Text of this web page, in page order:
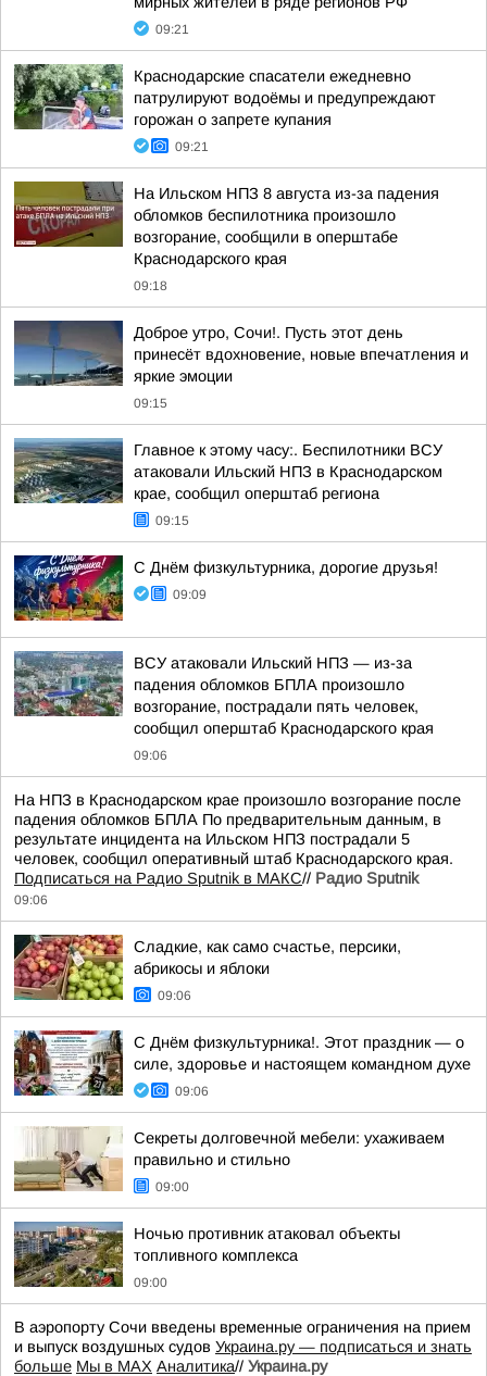
09:21
Краснодарские спасатели ежедневно
патрулируют водоёмы и предупреждают
горожан о запрете купания
09:21
На Ильском НПЗ 8 августа из-за падения
обломков беспилотника произошло
возгорание, сообщили в оперштабе
Краснодарского края
09:18
Доброе утро, Сочи!. Пусть этот день
принесёт вдохновение, новые впечатления и
яркие эмоции
09:15
Главное к этому часу:. Беспилотники ВСУ
атаковали Ильский НПЗ в Краснодарском
крае, сообщил оперштаб региона
09:15
С Днём физкультурника, дорогие друзья!
09:09
ВСУ атаковали Ильский НПЗ — из-за
падения обломков БПЛА произошло
возгорание, пострадали пять человек,
сообщил оперштаб Краснодарского края
09:06
На НПЗ в Краснодарском крае произошло возгорание после
падения обломков БПЛА По предварительным данным, в
результате инцидента на Ильском НПЗ пострадали 5
человек, сообщил оперативный штаб Краснодарского края.
Подписаться на Радио Sputnik в МАКС// Радио Sputnik
09:06
Сладкие, как само счастье, персики,
абрикосы и яблоки
09:06
С Днём физкультурника!. Этот праздник — о
силе, здоровье и настоящем командном духе
09:06
Секреты долговечной мебели: ухаживаем
правильно и стильно
09:00
Ночью противник атаковал объекты
топливного комплекса
09:00
В аэропорту Сочи введены временные ограничения на прием
и выпуск воздушных судов Украина.ру — подписаться и знать
больше Мы в MAX Аналитика// Украина.ру